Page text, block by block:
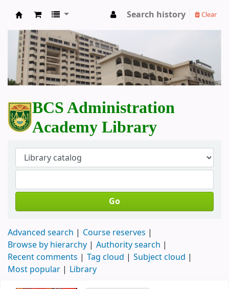
BCS Administration Academy Library
Search history Clear
BCS Administration
Academy Library
Go
Advanced search
Course reserves
Browse by hierarchy
Authority search
Recent comments
Tag cloud
Subject cloud
Most popular
Library